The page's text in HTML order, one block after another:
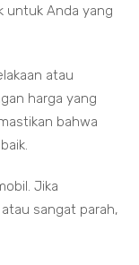
untuk Anda yang
atau
harga yang
bahwa
Jika
sangat parah,